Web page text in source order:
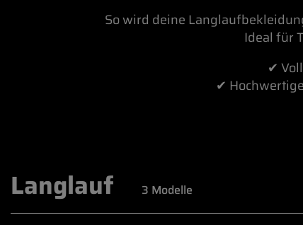
So wird deine
Ideal für
✔
✔
Langlauf 3 Modelle